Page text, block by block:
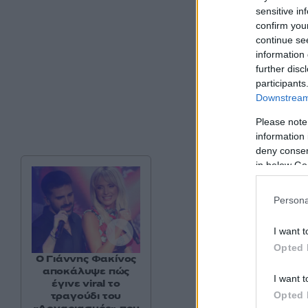
sensitive
confirm
continue
information
further
Please
information
deny
in below
I want
Opted
I want
Opted
11.000 ευρώ.
Ο Γιάννης Φακίνος
αποκάλυψε πώς
έγινε viral το
τραγούδι του